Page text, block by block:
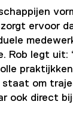
ervoor
Rob legt uit:
om
ook direct